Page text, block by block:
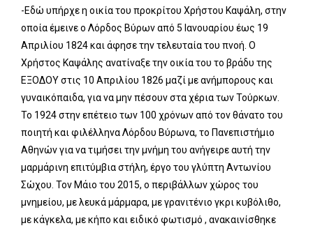
-Εδώ υπήρχε η οικία του προκρίτου Χρήστου Καψάλη, στην
οποία έμεινε ο Λόρδος Βύρων από 5 Ιανουαρίου έως 19
Απριλίου 1824 και άφησε την τελευταία του πνοή. Ο
Χρήστος Καψάλης ανατίναξε την οικία του το βράδυ της
ΕΞΟΔΟΥ στις 10 Απριλίου 1826 μαζί με ανήμπορους και
γυναικόπαιδα, για να μην πέσουν στα χέρια των Τούρκων.
Το 1924 στην επέτειο των 100 χρόνων από τον θάνατο του
ποιητή και φιλέλληνα Λόρδου Βύρωνα, το Πανεπιστήμιο
Αθηνών για να τιμήσει την μνήμη του ανήγειρε αυτή την
μαρμάρινη επιτύμβια στήλη, έργο του γλύπτη Αντωνίου
Σώχου. Τον Μάιο του 2015, ο περιβάλλων χώρος του
μνημείου, με λευκά μάρμαρα, με γρανιτένιο γκρι κυβόλιθο,
με κάγκελα, με κήπο και ειδικό φωτισμό , ανακαινίσθηκε